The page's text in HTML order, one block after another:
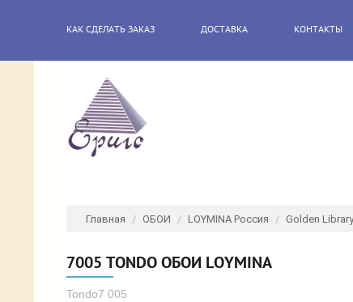
КАК СДЕЛАТЬ ЗАКАЗ ДОСТАВКА
КОНТАКТЫ
Главная / ОБОИ / LOYMINA Россия / Golden Library
7005 TONDO ОБОИ LOYMINA
Tondo7 005